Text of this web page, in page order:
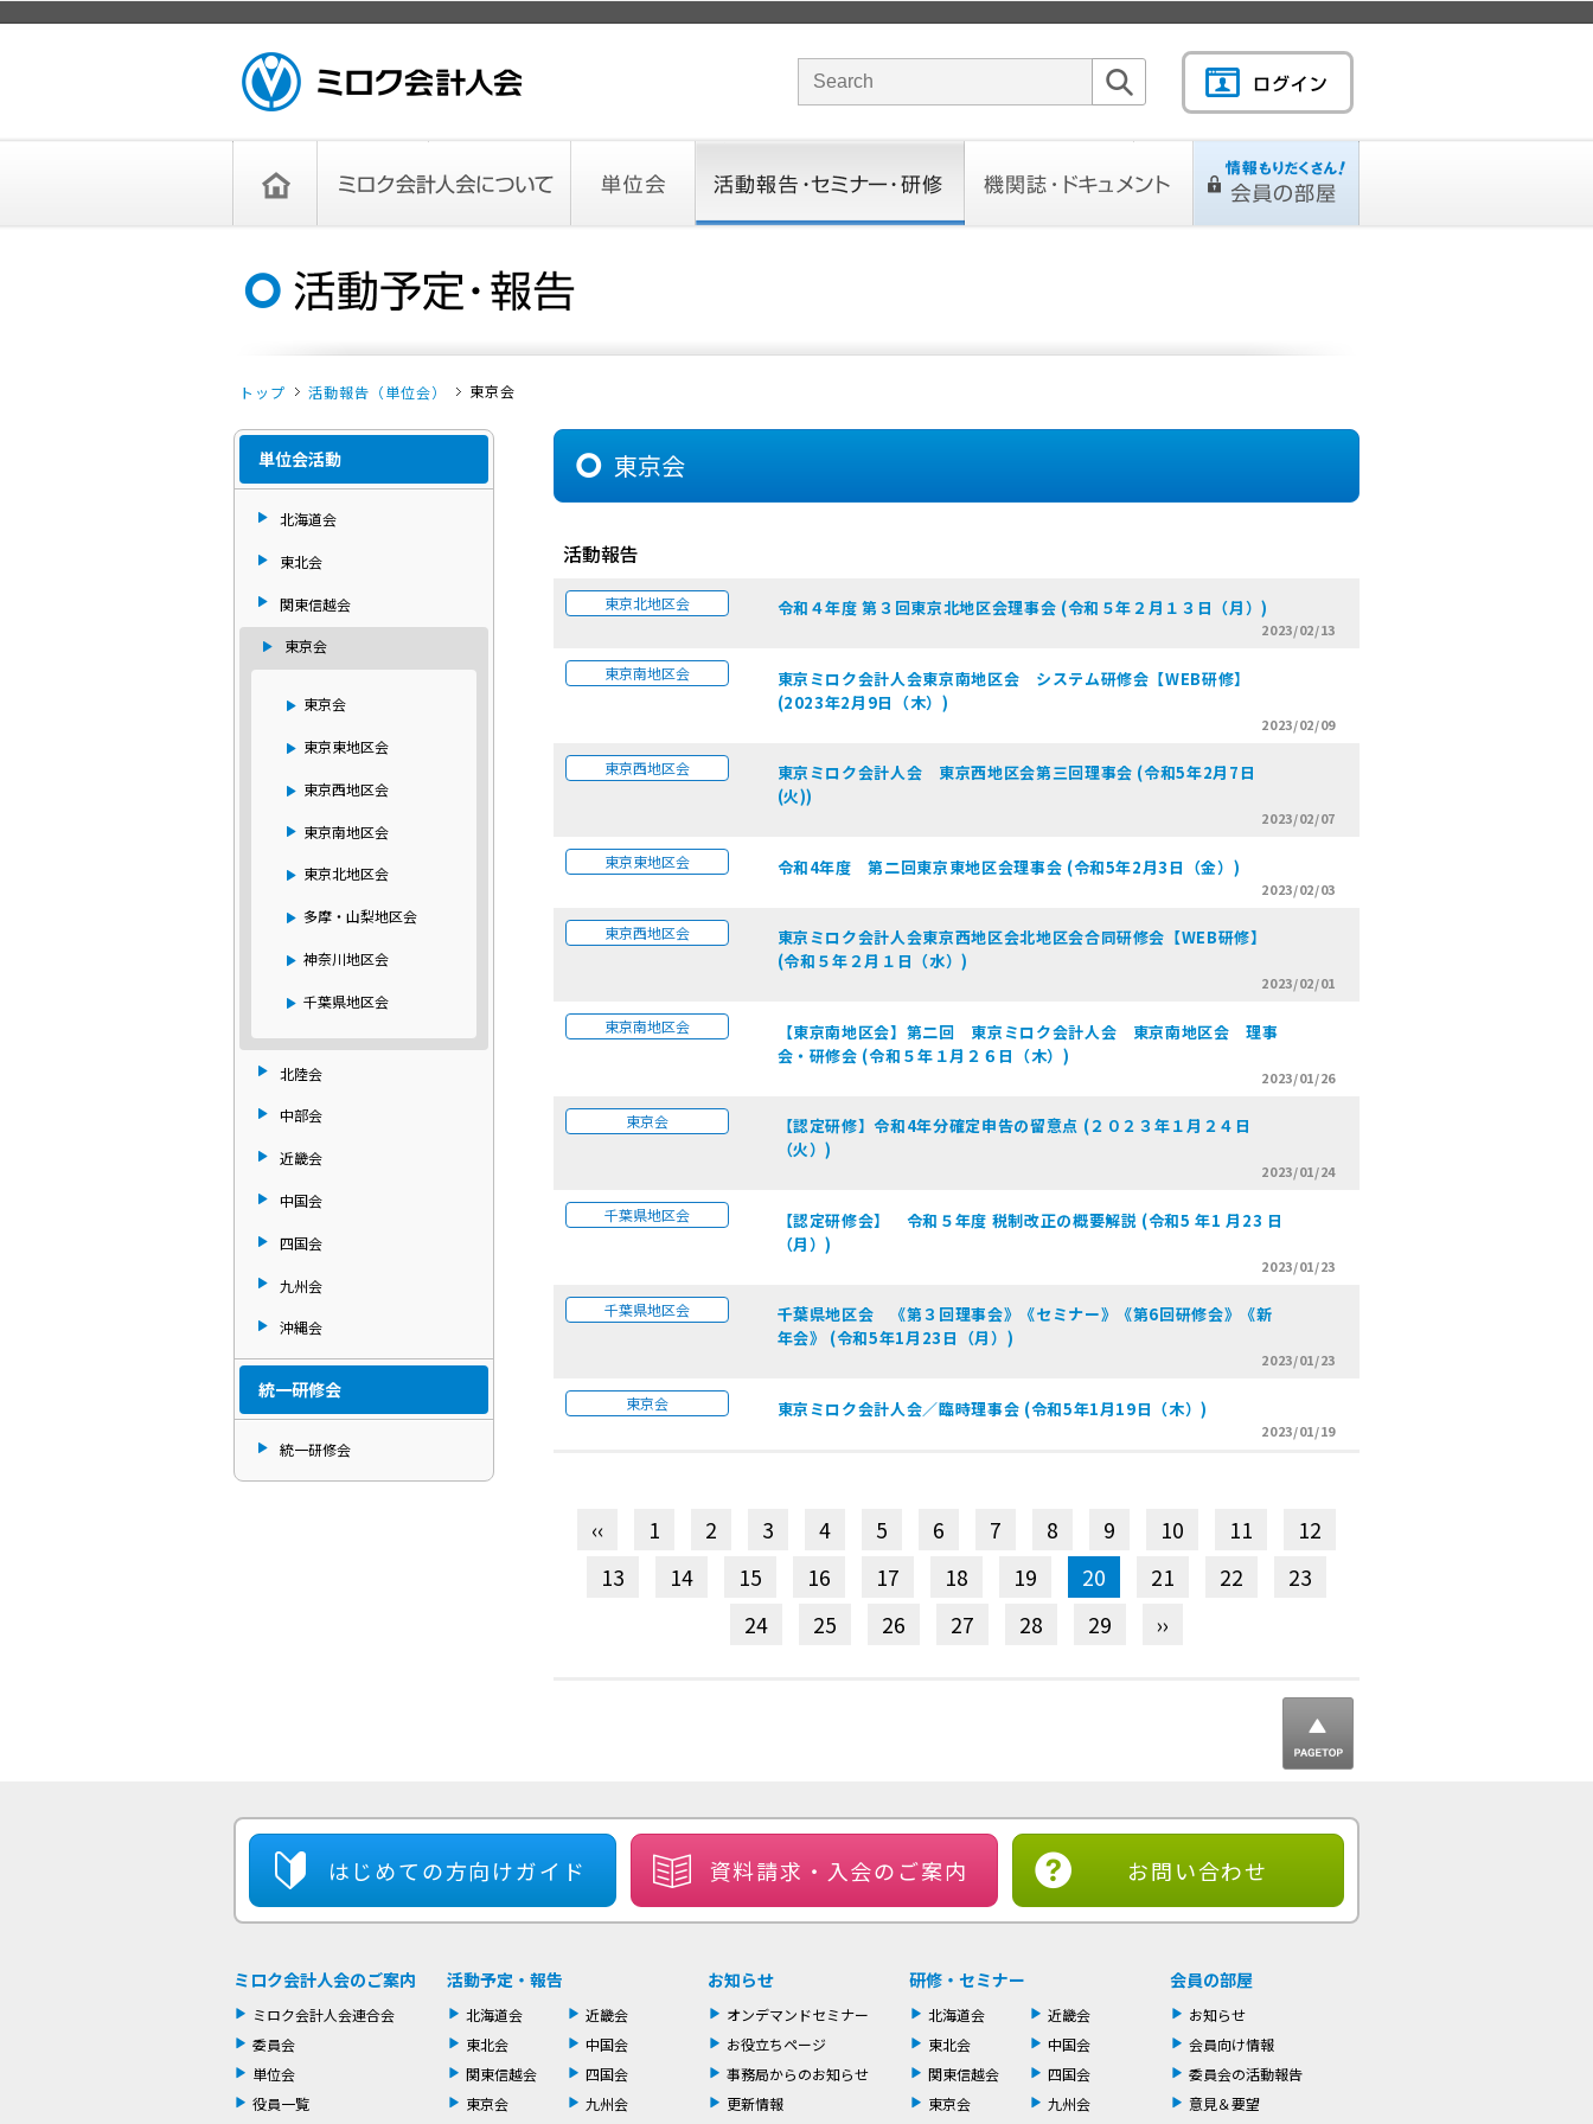
サイト内検索のキーワード
トップ 活動報告（単位会） 東京会
単位会活動
北海道会
東北会
関東信越会
東京会
東京会
東京東地区会
東京西地区会
東京南地区会
東京北地区会
多摩・山梨地区会
神奈川地区会
千葉県地区会
北陸会
中部会
近畿会
中国会
四国会
九州会
沖縄会
統一研修会
統一研修会
東京会
活動報告
東京北地区会 令和４年度 第３回東京北地区会理事会 (令和５年２月１３日（月）)
2023/02/13
東京南地区会
東京ミロク会計人会東京南地区会 システム研修会【WEB研修】
(2023年2月9日（木）)
2023/02/09
東京西地区会
東京ミロク会計人会 東京西地区会第三回理事会 (令和5年2月7日
(火))
2023/02/07
東京東地区会 令和4年度 第二回東京東地区会理事会 (令和5年2月3日（金）)
2023/02/03
東京西地区会
東京ミロク会計人会東京西地区会北地区会合同研修会【WEB研修】
(令和５年２月１日（水）)
2023/02/01
東京南地区会
【東京南地区会】第二回 東京ミロク会計人会 東京南地区会 理事
会・研修会 (令和５年１月２６日（木）)
2023/01/26
東京会
【認定研修】令和4年分確定申告の留意点 (２０２３年１月２４日
（火）)
2023/01/24
千葉県地区会
【認定研修会】 令和５年度 税制改正の概要解説 (令和5 年1 月23 日
（月）)
2023/01/23
千葉県地区会
千葉県地区会 《第３回理事会》《セミナー》《第6回研修会》《新
年会》 (令和5年1月23日（月）)
2023/01/23
東京会 東京ミロク会計人会／臨時理事会 (令和5年1月19日（木）)
2023/01/19
‹‹ 1 2 3 4 5 6 7 8 9 10 11
12
13
14 15 16 17 18 19 20 21 22
23
24
25 26 27 28 29 ››
はじめての方向けガイド 資料請求・ 入会のご案内 お問い合わせ
ミロク会計人会のご案内
ミロク会計人会連合会
委員会
単位会
役員一覧
活動予定・報告
北海道会
東北会
関東信越会
東京会
近畿会
中国会
四国会
九州会
お知らせ
オンデマンドセミナー
お役立ちページ
事務局からのお知らせ
更新情報
研修・セミナー
北海道会
東北会
関東信越会
東京会
近畿会
中国会
四国会
九州会
会員の部屋
お知らせ
会員向け情報
委員会の活動報告
意見＆要望